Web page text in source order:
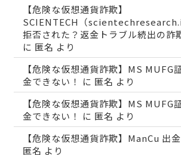
【危険な仮想通貨詐欺】
SCIENTECH（
拒否された？返金トラブル続出の詐
に 匿名 より
【危険な仮想通貨詐欺】MS MUFG
金できない！
に 匿名 より
【危険な仮想通貨詐欺】MS MUFG
金できない！
に 匿名 より
【危険な仮想通貨詐欺】ManCu 出
匿名 より